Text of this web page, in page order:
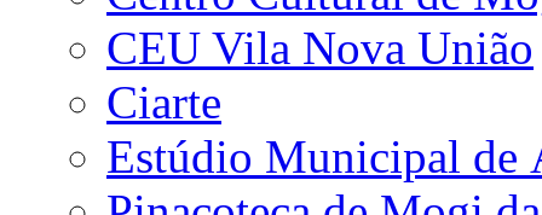
CEU Vila Nova União
Ciarte
Estúdio Municipal de